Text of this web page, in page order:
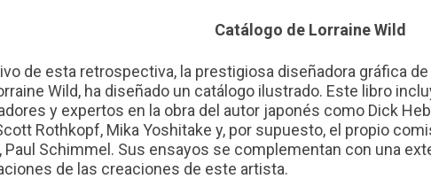
Catálogo de Lorraine Wild
de esta retrospectiva, la prestigiosa diseñadora gráfica de
Wild, ha diseñado un catálogo ilustrado. Este libro
y expertos en la obra del autor japonés como Dick
Rothkopf, Mika Yoshitake y, por supuesto, el propio
Paul Schimmel. Sus ensayos se complementan con una
de las creaciones de este artista.